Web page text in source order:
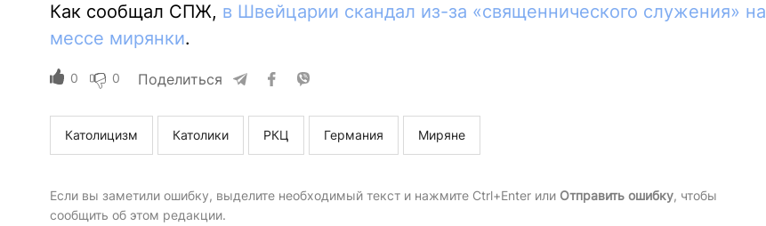
Как сообщал СПЖ, в Швейцарии скандал из-за «священнического служения» на
мессе мирянки.
0 0 Поделиться
Католицизм Католики РКЦ Германия Миряне
Если вы заметили ошибку, выделите необходимый текст и нажмите Ctrl+Enter или Отправить ошибку, чтобы
сообщить об этом редакции.